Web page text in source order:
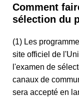
Comment
sélection du
(1) Les
site officiel de
l'examen de
canaux de
sera accepté en